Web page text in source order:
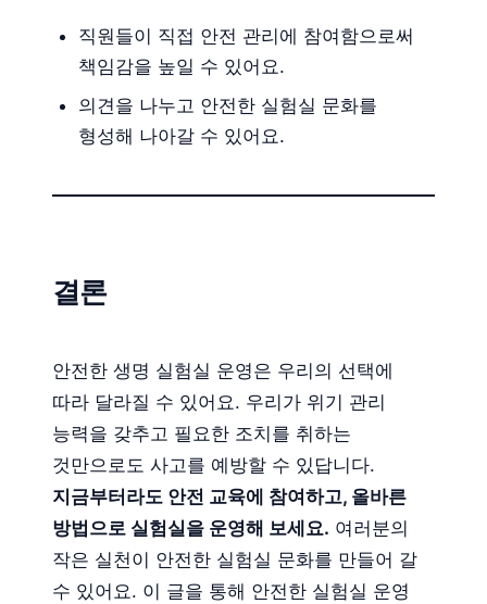
직원들이 직접 안전 관리에 참여함으로써
책임감을 높일 수 있어요.
의견을 나누고 안전한 실험실 문화를
형성해 나아갈 수 있어요.
결론
안전한 생명 실험실 운영은 우리의 선택에
따라 달라질 수 있어요. 우리가 위기 관리
능력을 갖추고 필요한 조치를 취하는
것만으로도 사고를 예방할 수 있답니다.
지금부터라도 안전 교육에 참여하고, 올바른
방법으로 실험실을 운영해 보세요. 여러분의
작은 실천이 안전한 실험실 문화를 만들어 갈
수 있어요. 이 글을 통해 안전한 실험실 운영